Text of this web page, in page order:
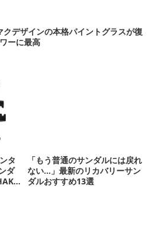
クデザインの本格パイントグラスが復
ーに最高
タ
ダ
「もう普通のサンダルには戻れ
ない…」最新のリカバリーサン
ダルおすすめ13選